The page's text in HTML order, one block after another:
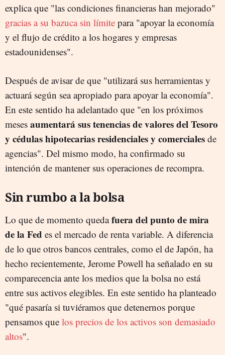
explica que "las condiciones financieras han mejorado"
gracias a su bazuca sin límite para "apoyar la economía
y el flujo de crédito a los hogares y empresas
estadounidenses".
Después de avisar de que "utilizará sus herramientas y
actuará según sea apropiado para apoyar la economía".
En este sentido ha adelantado que "en los próximos
meses aumentará sus tenencias de valores del Tesoro
y cédulas hipotecarias residenciales y comerciales de
agencias". Del mismo modo, ha confirmado su
intención de mantener sus operaciones de recompra.
Sin rumbo a la bolsa
Lo que de momento quedafuera del punto de mira
de la Fed es el mercado de renta variable. A diferencia
de lo que otros bancos centrales, como el de Japón, ha
hecho recientemente, Jerome Powell ha señalado en su
comparecencia ante los medios que la bolsa no está
entre sus activos elegibles. En este sentido ha planteado
"qué pasaría si tuviéramos que detenernos porque
pensamos que los precios de los activos son demasiado
altos".